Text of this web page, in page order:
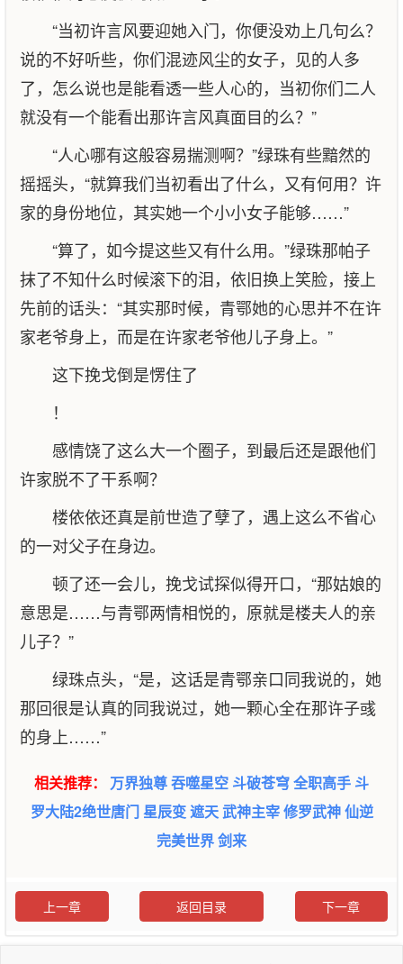
“当初许言风要迎她入门，你便没劝上几句么？
说的不好听些，你们混迹风尘的女子，见的人多
了，怎么说也是能看透一些人心的，当初你们二人
就没有一个能看出那许言风真面目的么？”
“人心哪有这般容易揣测啊？”绿珠有些黯然的
摇摇头，“就算我们当初看出了什么，又有何用？许
家的身份地位，其实她一个小小女子能够……”
“算了，如今提这些又有什么用。”绿珠那帕子
抹了不知什么时候滚下的泪，依旧换上笑脸，接上
先前的话头：“其实那时候，青鄂她的心思并不在许
家老爷身上，而是在许家老爷他儿子身上。”
这下挽戈倒是愣住了
！
感情饶了这么大一个圈子，到最后还是跟他们
许家脱不了干系啊？
楼依依还真是前世造了孽了，遇上这么不省心
的一对父子在身边。
顿了还一会儿，挽戈试探似得开口，“那姑娘的
意思是……与青鄂两情相悦的，原就是楼夫人的亲
儿子？”
绿珠点头，“是，这话是青鄂亲口同我说的，她
那回很是认真的同我说过，她一颗心全在那许子彧
的身上……”
相关推荐： 万界独尊吞噬星空 斗破苍穹全职高手 斗
罗大陆2绝世唐门星辰变遮天武神主宰修罗武神仙逆
完美世界剑来
上一章 返回目录 下一章